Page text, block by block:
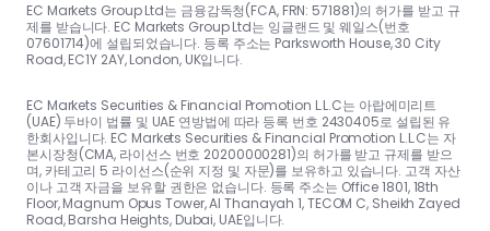
EC Markets Group Ltd는 금융감독청(FCA, FRN: 571881)의 허가를 받고 규
제를 받습니다. EC Markets Group Ltd는 잉글랜드 및 웨일스(번호
07601714)에 설립되었습니다. 등록 주소는 Parksworth House, 30 City
Road, EC1Y 2AY, London, UK입니다.
EC Markets Securities & Financial Promotion L.L.C는 아랍에미리트
(UAE) 두바이 법률 및 UAE 연방법에 따라 등록 번호 2430405로 설립된 유
한회사입니다. EC Markets Securities & Financial Promotion L.L.C는 자
본시장청(CMA, 라이선스 번호 20200000281)의 허가를 받고 규제를 받으
며, 카테고리 5 라이선스(순위 지정 및 자문)를 보유하고 있습니다. 고객 자산
이나 고객 자금을 보유할 권한은 없습니다. 등록 주소는 Office 1801, 18th
Floor, Magnum Opus Tower, Al Thanayah 1, TECOM C, Sheikh Zayed
Road, Barsha Heights, Dubai, UAE입니다.